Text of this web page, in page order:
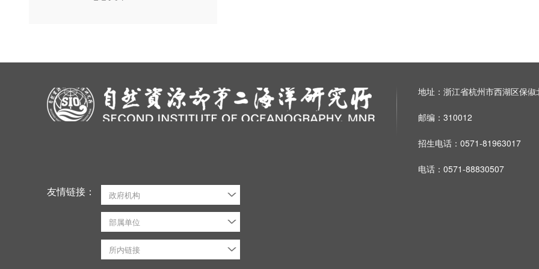
地址：浙江省杭州市西湖区保俶
邮编：310012
招生电话：0571-81963017
电话：0571-88830507
友情链接： 政府机构
部属单位
所内链接